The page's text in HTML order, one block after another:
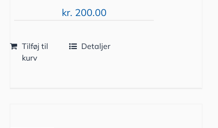
kr. 200.00
Tilføj til
kurv
Detaljer